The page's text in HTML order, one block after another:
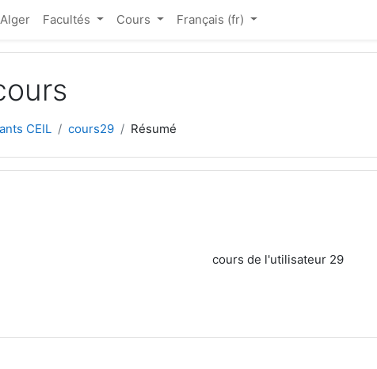
Facultés Cours Français ‎(fr)‎
CEIL cours29 Résumé
cours de l'utilisateur 29